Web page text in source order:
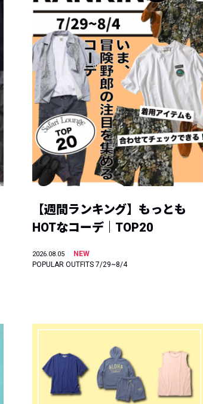
【週間ランキング】もっとも
HOTなコーデ｜TOP20
2026.08.05
NEW
POPULAR OUTFITS 7/29~8/4